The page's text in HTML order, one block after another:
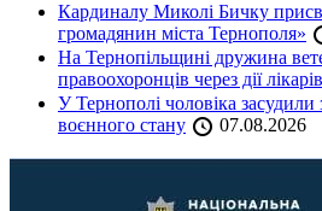
Кардиналу Миколі Бичку
громадянин міста Тернополя»
На Тернопільщині дружина
правоохоронців через дії лікарів
У Тернополі чоловіка засудили
воєнного стану
07.08.2026